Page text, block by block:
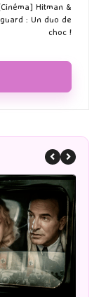
Hitman &
: Un duo de
choc !